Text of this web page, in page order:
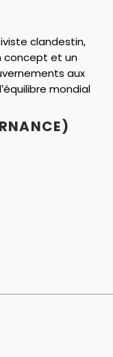
clandestin,
concept et un
aux
mondial